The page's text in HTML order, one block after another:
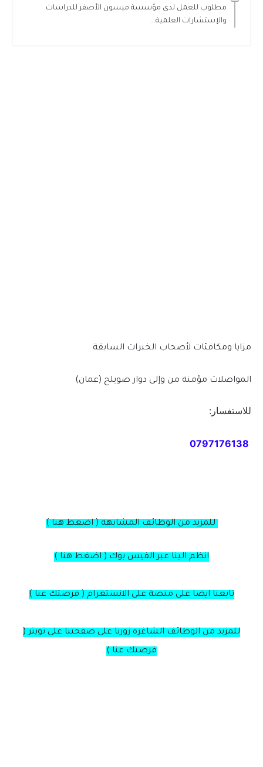
مطلوب للعمل لدى مؤسسة ميسون الأصفر للدراسات
والإستشارات العلمية...
مزايا ومكافئات لأصحاب الخبرات السابقة
المواصلات مؤمنة من وإلى دوار صويلح (عمان)
للاستفسار:
للمزيد من الوظائف المشابهة ( اضغط هنا )
انظم الينا عبر الفيس بوك ( اضغط هنا )
تابعنا ايضا على منصة على الانستغرام ( فرصتك عنا )
للمزيد من الوظائف الشاغره زورنا على صفحتنا على تويتر (
فرصتك عنا )